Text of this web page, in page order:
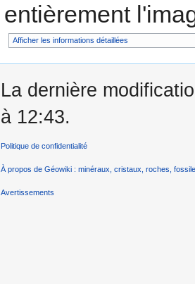
entièrement
Afficher les informations détaillées
La dernière
à 12:43.
Politique de confidentialité
À propos de Géowiki : minéraux, cristaux, roches,
Avertissements